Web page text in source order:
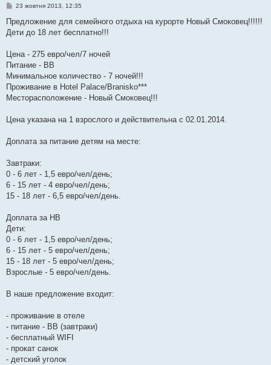
П
в
д
л
е
н
я
23 жовтня 2013, 12:35
Предложение для семейного отдыха на курорте Новый Смоковец!!!!!!
Дети до 18 лет бесплатно!!!
Цена - 275 евро/чел/7 ночей
Питание - BВ
Минимальное количество - 7 ночей!!!
Проживание в Hotel Palace/Branisko***
Месторасположение - Новый Смоковец!!!
Цена указана на 1 взрослого и действительна с 02.01.2014.
Доплата за питание детям на месте:
Завтраки:
0 - 6 лет - 1,5 евро/чел/день;
6 - 15 лет - 4 евро/чел/день;
15 - 18 лет - 6,5 евро/чел/день.
Доплата за НВ
Дети:
0 - 6 лет - 1,5 евро/чел/день;
6 - 15 лет - 5 евро/чел/день;
15 - 18 лет - 5 евро/чел/день;
Взрослые - 5 евро/чел/день.
В наше предложение входит:
- проживание в отеле
- питание - BB (завтраки)
- бесплатный WIFI
- прокат санок
- детский уголок